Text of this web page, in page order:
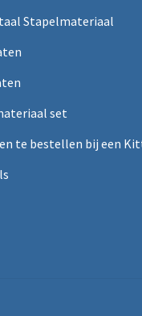
Stapelmateriaal
set
te bestellen bij een